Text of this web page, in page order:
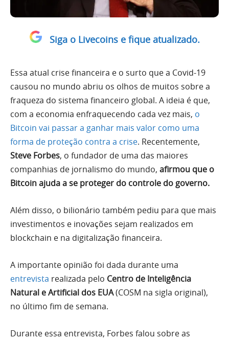
Siga o Livecoins e fique atualizado.
Essa atual crise financeira e o surto que a Covid-19
causou no mundo abriu os olhos de muitos sobre a
fraqueza do sistema financeiro global. A ideia é que,
com a economia enfraquecendo cada vez mais, o
Bitcoin vai passar a ganhar mais valor como uma
forma de proteção contra a crise. Recentemente,
Steve Forbes, o fundador de uma das maiores
companhias de jornalismo do mundo, afirmou que o
Bitcoin ajuda a se proteger do controle do governo.
Além disso, o bilionário também pediu para que mais
investimentos e inovações sejam realizados em
blockchain e na digitalização financeira.
A importante opinião foi dada durante uma
entrevista realizada pelo Centro de Inteligência
Natural e Artificial dos EUA(COSM na sigla original),
no último fim de semana.
Durante essa entrevista, Forbes falou sobre as